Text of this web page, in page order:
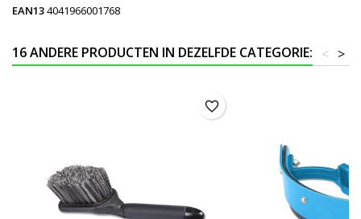
EAN134041966001768
16 ANDERE PRODUCTEN IN DEZELFDE CATEGORIE: >
<
favorite_border